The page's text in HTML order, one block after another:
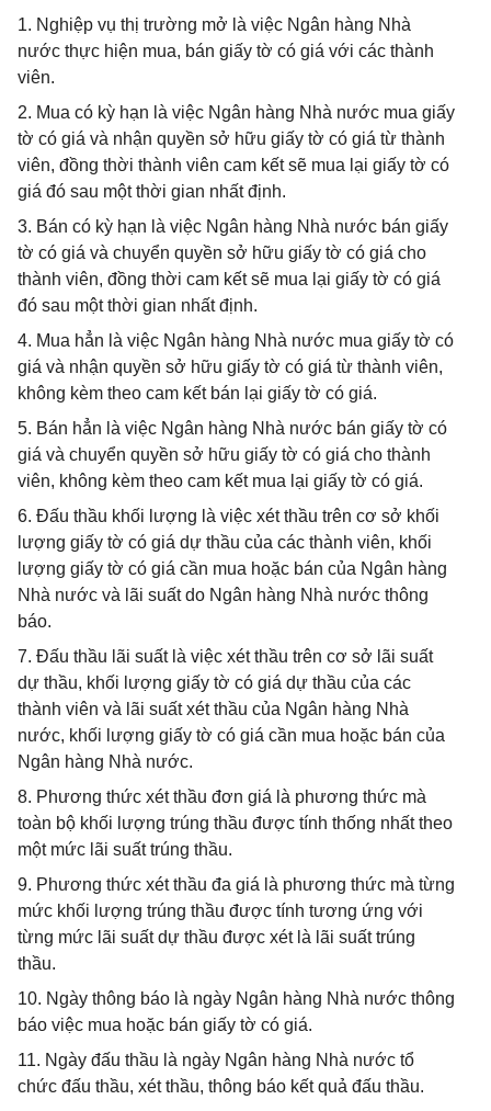
1. Nghiệp vụ thị trường mở là việc Ngân hàng Nhà
nước thực hiện mua, bán giấy tờ có giá với các thành
viên.
2. Mua có kỳ hạn là việc Ngân hàng Nhà nước mua giấy
tờ có giá và nhận quyền sở hữu giấy tờ có giá từ thành
viên, đồng thời thành viên cam kết sẽ mua lại giấy tờ có
giá đó sau một thời gian nhất định.
3. Bán có kỳ hạn là việc Ngân hàng Nhà nước bán giấy
tờ có giá và chuyển quyền sở hữu giấy tờ có giá cho
thành viên, đồng thời cam kết sẽ mua lại giấy tờ có giá
đó sau một thời gian nhất định.
4. Mua hẳn là việc Ngân hàng Nhà nước mua giấy tờ có
giá và nhận quyền sở hữu giấy tờ có giá từ thành viên,
không kèm theo cam kết bán lại giấy tờ có giá.
5. Bán hẳn là việc Ngân hàng Nhà nước bán giấy tờ có
giá và chuyển quyền sở hữu giấy tờ có giá cho thành
viên, không kèm theo cam kết mua lại giấy tờ có giá.
6. Đấu thầu khối lượng là việc xét thầu trên cơ sở khối
lượng giấy tờ có giá dự thầu của các thành viên, khối
lượng giấy tờ có giá cần mua hoặc bán của Ngân hàng
Nhà nước và lãi suất do Ngân hàng Nhà nước thông
báo.
7. Đấu thầu lãi suất là việc xét thầu trên cơ sở lãi suất
dự thầu, khối lượng giấy tờ có giá dự thầu của các
thành viên và lãi suất xét thầu của Ngân hàng Nhà
nước, khối lượng giấy tờ có giá cần mua hoặc bán của
Ngân hàng Nhà nước.
8. Phương thức xét thầu đơn giá là phương thức mà
toàn bộ khối lượng trúng thầu được tính thống nhất theo
một mức lãi suất trúng thầu.
9. Phương thức xét thầu đa giá là phương thức mà từng
mức khối lượng trúng thầu được tính tương ứng với
từng mức lãi suất dự thầu được xét là lãi suất trúng
thầu.
10. Ngày thông báo là ngày Ngân hàng Nhà nước thông
báo việc mua hoặc bán giấy tờ có giá.
11. Ngày đấu thầu là ngày Ngân hàng Nhà nước tổ
chức đấu thầu, xét thầu, thông báo kết quả đấu thầu.